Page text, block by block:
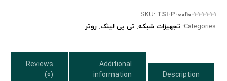
SKU: TSI-P-00110-1-1-1-1-1-1
Categories: تجهیزات شبکه, تی پی لینک,روتر
Description
Additional
information
Reviews
(0)